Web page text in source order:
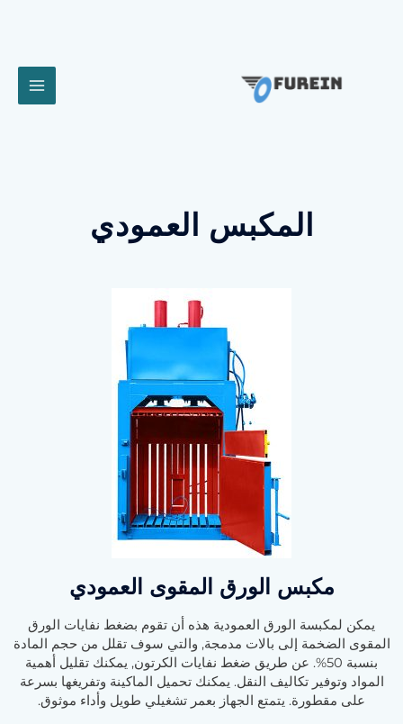
المكبس العمودي
مكبس الورق المقوى العمودي
يمكن لمكبسة الورق العمودية هذه أن تقوم بضغط نفايات الورق
المقوى الضخمة إلى بالات مدمجة, والتي سوف تقلل من حجم المادة
بنسبة 50%. عن طريق ضغط نفايات الكرتون, يمكنك تقليل أهمية
المواد وتوفير تكاليف النقل. يمكنك تحميل الماكينة وتفريغها بسرعة
على مقطورة. يتمتع الجهاز بعمر تشغيلي طويل وأداء موثوق.